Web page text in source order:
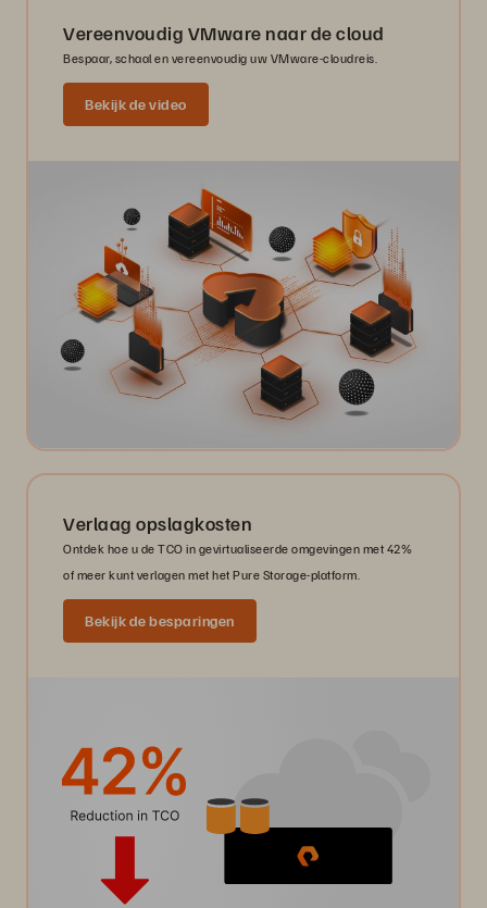
Vereenvoudig VMware naar de cloud
Bespaar, schaal en vereenvoudig uw VMware-cloudreis.
Bekijk de video
Verlaag opslagkosten
Ontdek hoe u de TCO in gevirtualiseerde omgevingen met 42%
of meer kunt verlagen met het Pure Storage-platform.
Bekijk de besparingen